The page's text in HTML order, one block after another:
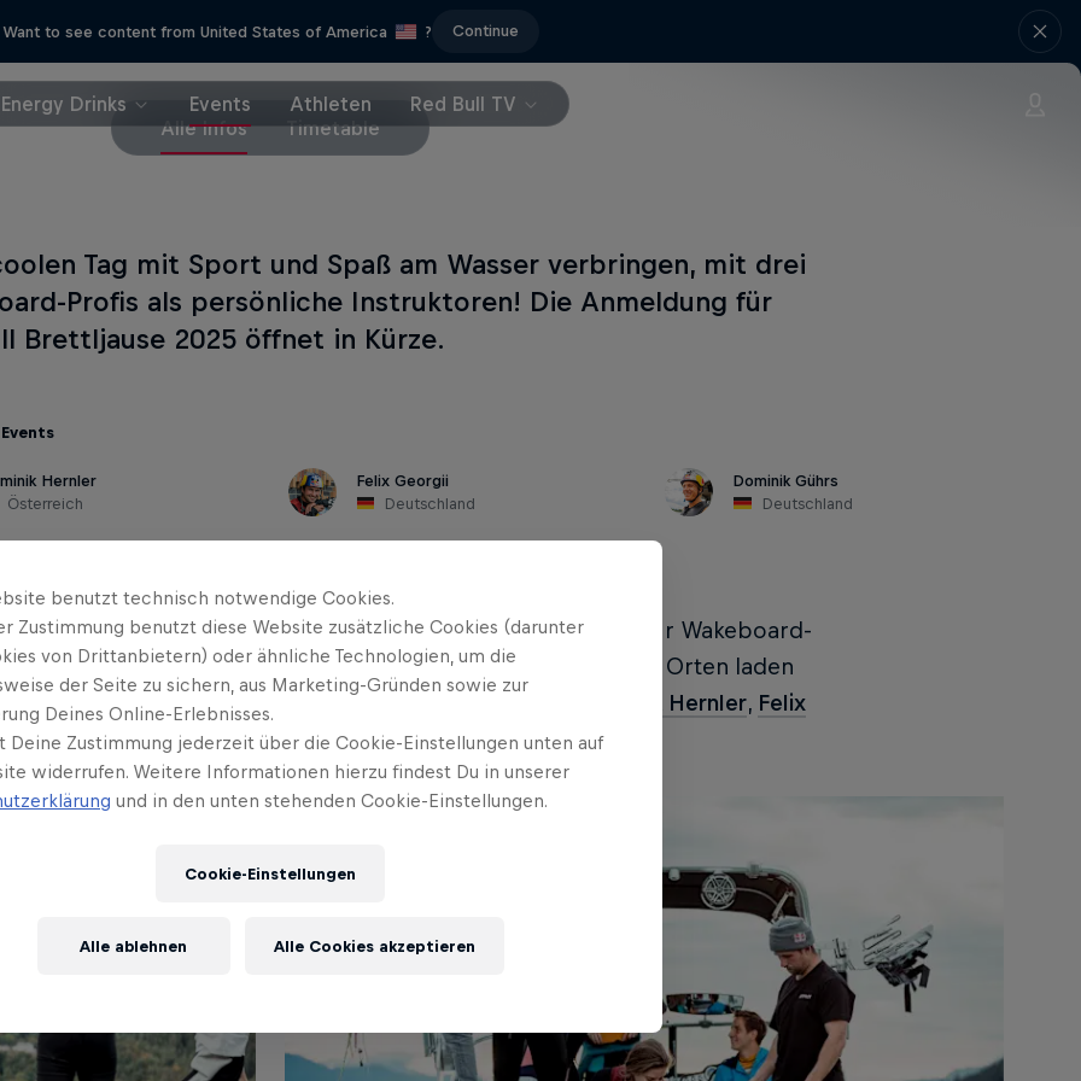
Want to see content from United States of America ? Continue
Energy Drinks Events Athleten
Red Bull TV
Alle Infos
Timetable
Tag mit Sport und Spaß am Wasser verbringen, mit drei
Profis als persönliche Instruktoren! Die Anmeldung für
Brettljause 2025 öffnet in Kürze.
Hernler
Österreich
Felix Georgii
Deutschland
Dominik Gührs
Deutschland
Linz,Anif bei SalzburgundDöbriach am Millstätter See
: Für Wakeboard-
das die Places to be in diesem Sommer! Denn an diesen drei Orten laden
in diesem Jahr wieder zur „Red Bull Brettljause" – mit
Dominik Hernler, Felix
Nik Gührs
benutzt technisch notwendige Cookies.
Zustimmung benutzt diese Website zusätzliche Cookies (darunter
von Drittanbietern) oder ähnliche Technologien, um die
der Seite zu sichern, aus Marketing-Gründen sowie zur
Deines Online-Erlebnisses.
Deine Zustimmung jederzeit über die Cookie-Einstellungen unten auf
widerrufen. Weitere Informationen hierzu findest Du in unserer
und in den unten stehenden Cookie-Einstellungen.
Cookie-Einstellungen
Alle ablehnen Alle Cookies akzeptieren